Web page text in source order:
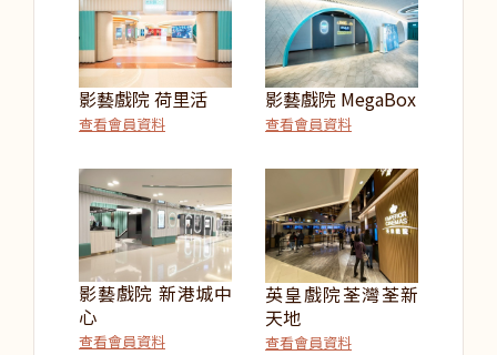
影藝戲院 荷里活
查看會員資料
影藝戲院 MegaBox
查看會員資料
影藝戲院 新港城中
心
查看會員資料
英皇戲院荃灣荃新
天地
查看會員資料